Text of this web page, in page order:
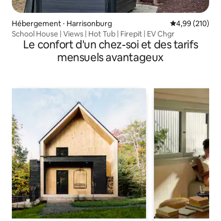
Hébergement ⋅ Harrisonburg Évaluation
4,99 (210)
School House | Views | Hot Tub | Firepit | EV Chgr
Le confort d'un chez-soi et des tarifs
mensuels avantageux